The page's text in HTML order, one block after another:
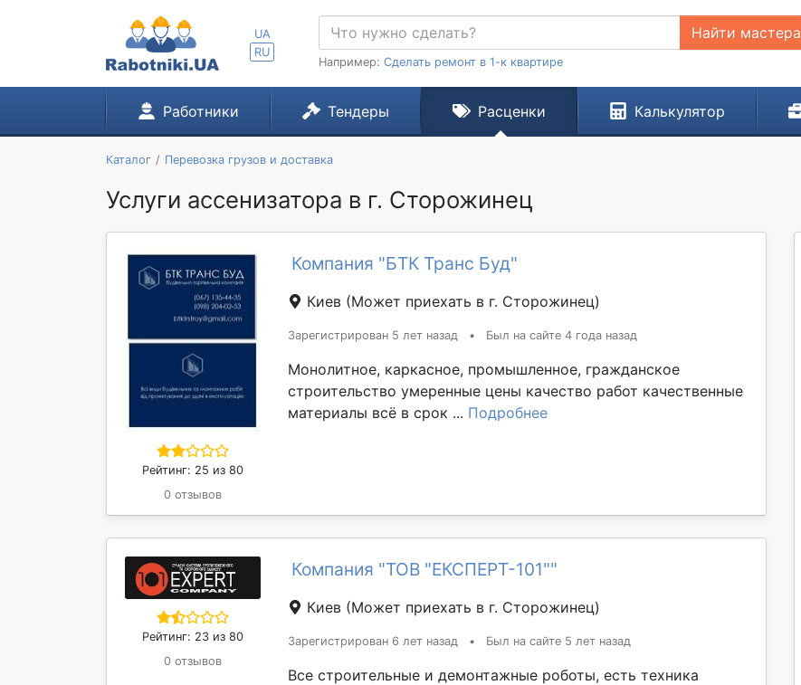
UA
RU
Найти мастера
Например: Сделать ремонт в 1-к квартире
Работники Тендеры Расценки Калькулятор
Каталог Перевозка грузов и доставка
Услуги ассенизатора в г. Сторожинец
Рейтинг: 25 из 80
0 отзывов
Компания "БТК Транс Буд"
Киев (Может приехать в г. Сторожинец)
Зарегистрирован 5 лет назад • Был на сайте 4 года назад
Монолитное, каркасное, промышленное, гражданское
строительство умеренные цены качество работ качественные
материалы всё в срок ... Подробнее
Рейтинг: 23 из 80
0 отзывов
Компания "ТОВ "ЕКСПЕРТ-101""
Киев (Может приехать в г. Сторожинец)
Зарегистрирован 6 лет назад • Был на сайте 5 лет назад
Все строительные и демонтажные роботы, есть техника